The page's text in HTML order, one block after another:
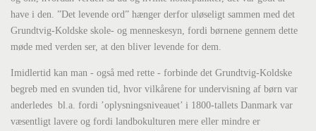
have i den. ”Det levende ord” hænger derfor uløseligt sammen med det
Grundtvig-Koldske skole- og menneskesyn, fordi børnene gennem dette
møde med verden ser, at den bliver levende for dem.
Imidlertid kan man - også med rette - forbinde det Grundtvig-Koldske
begreb med en svunden tid, hvor vilkårene for undervisning af børn var
anderledes bl.a. fordi ’oplysningsniveauet’ i 1800-tallets Danmark var
væsentligt lavere og fordi landbokulturen mere eller mindre er